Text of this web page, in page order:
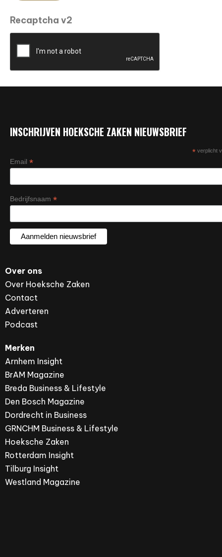
Recaptcha v2
INSCHRIJVEN HOEKSCHE ZAKEN NIEUWSBRIEF
*verplicht
Email *
Bedrijfsnaam *
Over ons
Over Hoeksche Zaken
Contact
Adverteren
Podcast
Merken
Arnhem Insight
BrAM Magazine
Breda Business & Lifestyle
Den Bosch Magazine
Dordrecht in Business
GRNCHM Business & Lifestyle
Hoeksche Zaken
Rotterdam Insight
Tilburg Insight
Westland Magazine